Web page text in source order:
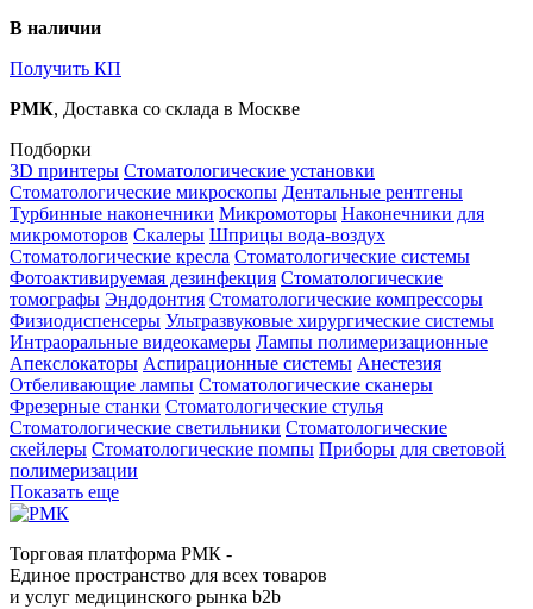
В наличии
Получить КП
РМК, Доставка со склада в Москве
Подборки
3D принтеры Стоматологические установки
Стоматологические микроскопы Дентальные рентгены
Турбинные наконечники Микромоторы Наконечники для
микромоторов Скалеры Шприцы вода-воздух
Стоматологические кресла Стоматологические системы
Фотоактивируемая дезинфекция Стоматологические
томографы Эндодонтия Стоматологические компрессоры
Физиодиспенсеры Ультразвуковые хирургические системы
Интраоральные видеокамеры Лампы полимеризационные
Апекслокаторы Аспирационные системы Анестезия
Отбеливающие лампы Стоматологические сканеры
Фрезерные станки Стоматологические стулья
Стоматологические светильники Стоматологические
скейлеры Стоматологические помпы Приборы для световой
полимеризации
Показать еще
Торговая платформа РМК -
Единое пространство для всех товаров
и услуг медицинского рынка b2b